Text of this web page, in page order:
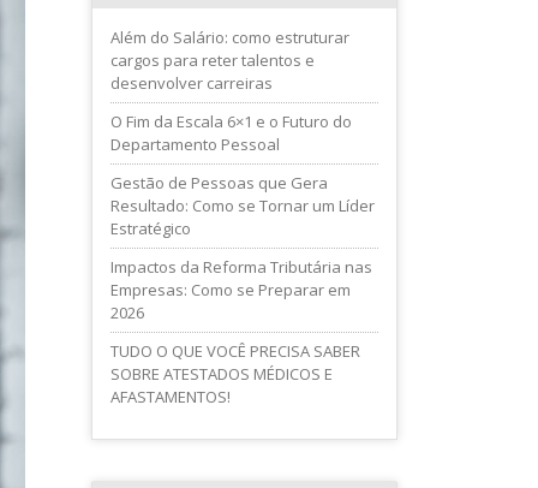
Além do Salário: como estruturar
cargos para reter talentos e
desenvolver carreiras
O Fim da Escala 6×1 e o Futuro do
Departamento Pessoal
Gestão de Pessoas que Gera
Resultado: Como se Tornar um Líder
Estratégico
Impactos da Reforma Tributária nas
Empresas: Como se Preparar em
2026
TUDO O QUE VOCÊ PRECISA SABER
SOBRE ATESTADOS MÉDICOS E
AFASTAMENTOS!